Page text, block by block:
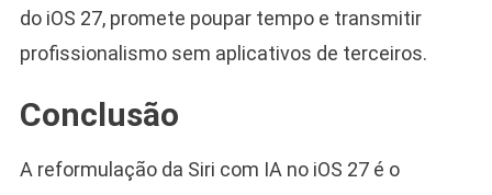
do iOS 27, promete poupar tempo e transmitir
profissionalismo sem aplicativos de terceiros.
Conclusão
A reformulação da Siri com IA no iOS 27 é o